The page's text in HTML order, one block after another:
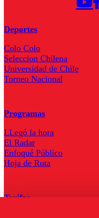
Deportes
Colo Colo
Seleccion Chilena
Universidad de Chile
Torneo Nacional
Programas
LLegó la hora
El Radar
Enfoqué Público
Hoja de Ruta
Tarifas